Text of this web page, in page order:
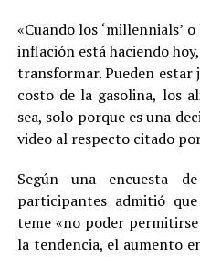
«Cuando los ‘millennials’
inflación está haciendo
transformar. Pueden
costo de la gasolina, los
sea, solo porque es una
video al respecto citado
Según una encuesta
participantes admitió
teme «no poder
la tendencia, el aumento